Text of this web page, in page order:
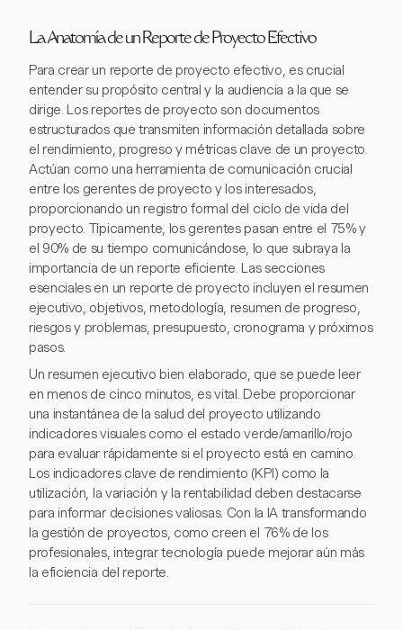
La Anatomía de un Reporte de Proyecto Efectivo
Para crear un reporte de proyecto efectivo, es crucial
entender su propósito central y la audiencia a la que se
dirige. Los reportes de proyecto son documentos
estructurados que transmiten información detallada sobre
el rendimiento, progreso y métricas clave de un proyecto.
Actúan como una herramienta de comunicación crucial
entre los gerentes de proyecto y los interesados,
proporcionando un registro formal del ciclo de vida del
proyecto. Típicamente, los gerentes pasan entre el 75% y
el 90% de su tiempo comunicándose, lo que subraya la
importancia de un reporte eficiente. Las secciones
esenciales en un reporte de proyecto incluyen el resumen
ejecutivo, objetivos, metodología, resumen de progreso,
riesgos y problemas, presupuesto, cronograma y próximos
pasos.
Un resumen ejecutivo bien elaborado, que se puede leer
en menos de cinco minutos, es vital. Debe proporcionar
una instantánea de la salud del proyecto utilizando
indicadores visuales como el estado verde/amarillo/rojo
para evaluar rápidamente si el proyecto está en camino.
Los indicadores clave de rendimiento (KPI) como la
utilización, la variación y la rentabilidad deben destacarse
para informar decisiones valiosas. Con la IA transformando
la gestión de proyectos, como creen el 76% de los
profesionales, integrar tecnología puede mejorar aún más
la eficiencia del reporte.